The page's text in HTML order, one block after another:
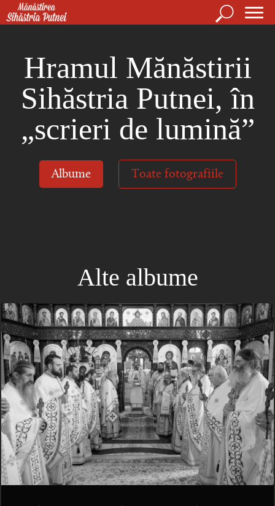
Mergi la conţinutul principal
Căutare
Hramul Mănăstirii
Sihăstria Putnei, în
„scrieri de lumină”
Albume Toate fotografiile
Alte albume